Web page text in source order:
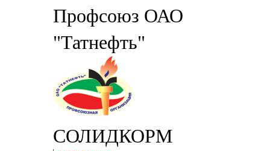
Профсоюз ОАО
"Татнефть"
СОЛИДКОРМ